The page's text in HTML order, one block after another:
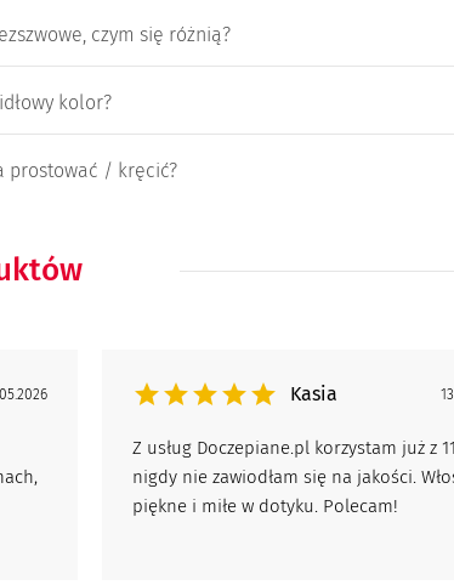
czym się różnią?
kolor?
prostować / kręcić?
Kasia
Z usług Doczepiane.pl korzystam już z
nigdy nie zawiodłam się na jakości.
piękne i miłe w dotyku. Polecam!